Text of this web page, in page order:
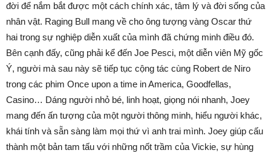
đời để nắm bắt được một cách chính xác, tâm lý và đời sống của
nhân vật. Raging Bull mang về cho ông tượng vàng Oscar thứ
hai trong sự nghiệp diễn xuất của mình đã chứng minh điều đó.
Bên cạnh đấy, cũng phải kể đến Joe Pesci, một diễn viên Mỹ gốc
Ý, người mà sau này sẽ tiếp tục cộng tác cùng Robert de Niro
trong các phim Once upon a time in America, Goodfellas,
Casino… Dáng người nhỏ bé, linh hoạt, giọng nói nhanh, Joey
mang đến ấn tượng của một người thông minh, hiểu người khác,
khái tính và sẵn sàng làm mọi thứ vì anh trai mình. Joey giúp cấu
thành một bản tam tấu với những nốt trầm của Vickie, sự hùng